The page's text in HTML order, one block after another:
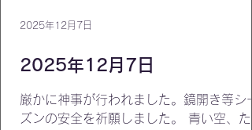
2025年12月7日
厳かに神事が行われました。鏡開き等シー
ズンの安全を祈願しました。 青い空、た
2025年12月7日